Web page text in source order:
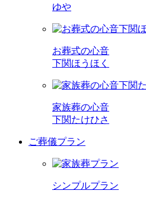
ゆや
お葬式の心音
下関ほうほく
家族葬の心音
下関たけひさ
ご葬儀プラン
シンプルプラン